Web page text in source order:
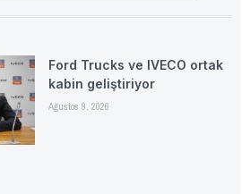
Ford Trucks ve IVECO ortak
kabin geliştiriyor
Ağustos 9, 2026